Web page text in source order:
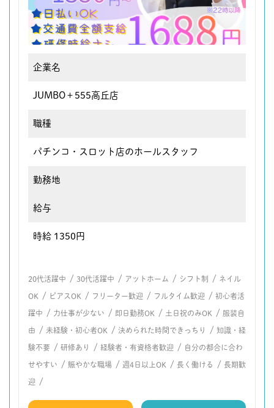
企業名
JUMBO＋555高丘店
職種
パチンコ・スロット店のホールスタッフ
勤務地
給与
時給 1350円
20代活躍中 / 30代活躍中 / アットホーム / シフト制 / ネイル
OK / ピアスOK / フリーター歓迎 / フルタイム歓迎 / 初心者活
躍中 / 力仕事が少ない / 即日勤務OK / 土日祝のみOK / 服装自
由 / 未経験・初心者OK / 決められた時間できっちり / 知識・経
験不要 / 研修あり / 経験者・有資格者歓迎 / 自分の都合に合わ
せやすい / 賑やかな職場 / 週4日以上OK / 長く働ける / 長期歓
迎 /